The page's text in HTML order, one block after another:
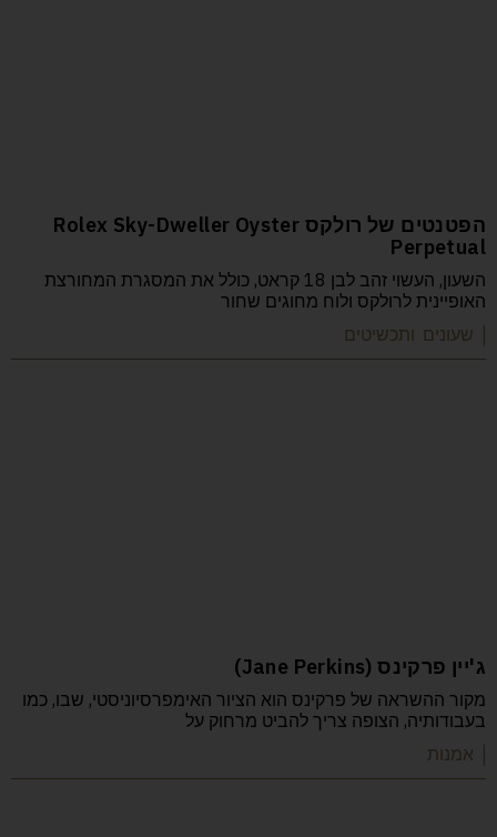
הפטנטים של רולקס Rolex Sky-Dweller Oyster
Perpetual
השעון, העשוי זהב לבן 18 קראט, כולל את המסגרת המחורצת
האופיינית לרולקס ולוח מחוגים שחור
| שעונים ותכשיטים
ג'יין פרקינס (Jane Perkins)
מקור ההשראה של פרקינס הוא הציור האימפרסיוניסטי, שבו, כמו
בעבודותיה, הצופה צריך להביט מרחוק על
| אמנות